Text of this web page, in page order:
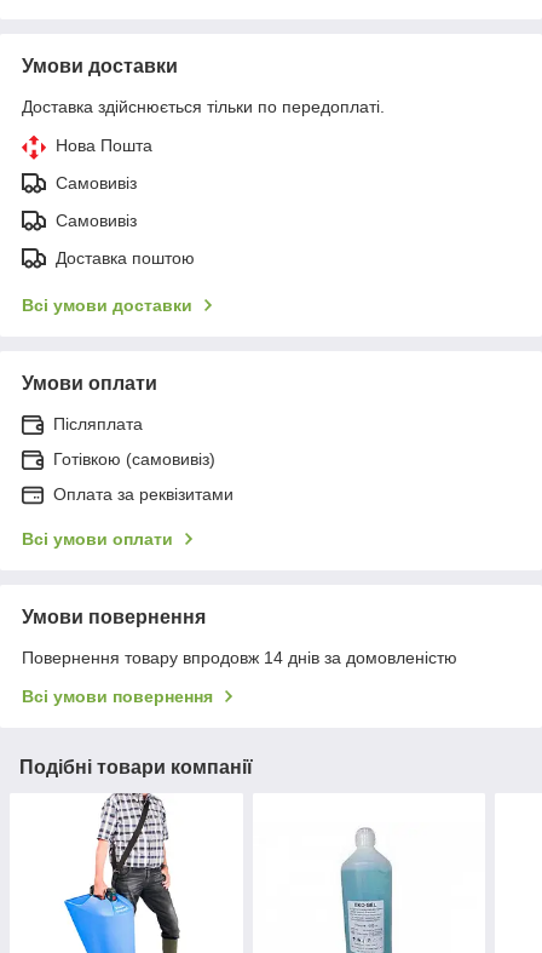
Умови доставки
Доставка здійснюється тільки по передоплаті.
Нова Пошта
Самовивіз
Самовивіз
Доставка поштою
Всі умови доставки
Умови оплати
Післяплата
Готівкою (самовивіз)
Оплата за реквізитами
Всі умови оплати
Умови повернення
Повернення товару впродовж 14 днів за домовленістю
Всі умови повернення
Подібні товари компанії